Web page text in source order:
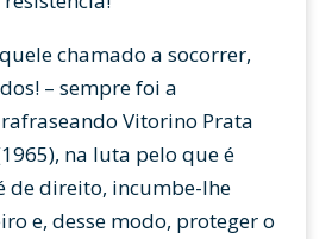
chamado a socorrer,
– sempre foi a
Vitorino Prata
na luta pelo que é
de direito, incumbe-lhe
e, desse modo, proteger o